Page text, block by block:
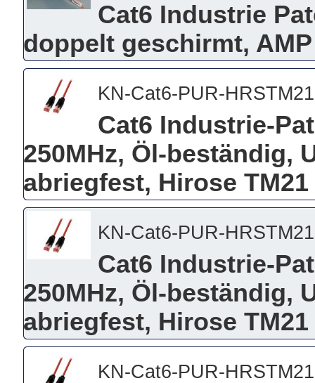
Cat6 Industrie
doppelt geschirmt,
KN-Cat6-PUR-
Cat6 Industrie-
250MHz, Öl-beständig,
abriegfest, Hirose
KN-Cat6-PUR-
Cat6 Industrie-
250MHz, Öl-beständig,
abriegfest, Hirose
KN-Cat6-PUR-